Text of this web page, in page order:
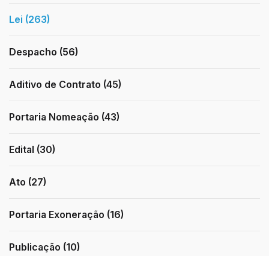
Lei (263)
Despacho (56)
Aditivo de Contrato (45)
Portaria Nomeação (43)
Edital (30)
Ato (27)
Portaria Exoneração (16)
Publicação (10)